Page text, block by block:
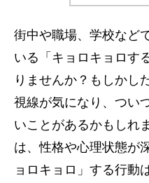
街中や職場、学校など
いる「キョロキョロす
りませんか？もしかし
視線が気になり、つい
いことがあるかもしれ
は、性格や心理状態が
ョロキョロ」する行動